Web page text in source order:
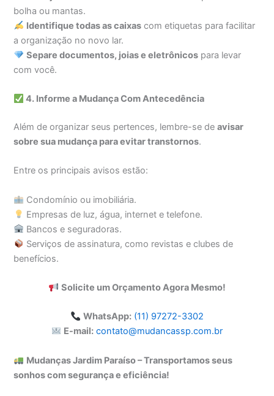
bolha ou mantas.
Identifique todas as caixas com etiquetas para facilitar
a organização no novo lar.
Separe documentos, joias e eletrônicos para levar
com você.
4. Informe a Mudança Com Antecedência
Além de organizar seus pertences, lembre-se deavisar
sobre sua mudança para evitar transtornos.
Entre os principais avisos estão:
Condomínio ou imobiliária.
Empresas de luz, água, internet e telefone.
Bancos e seguradoras.
Serviços de assinatura, como revistas e clubes de
benefícios.
Solicite um Orçamento Agora Mesmo!
WhatsApp: (11) 97272-3302
E-mail: contato@mudancassp.com.br
Mudanças Jardim Paraíso – Transportamos seus
sonhos com segurança e eficiência!